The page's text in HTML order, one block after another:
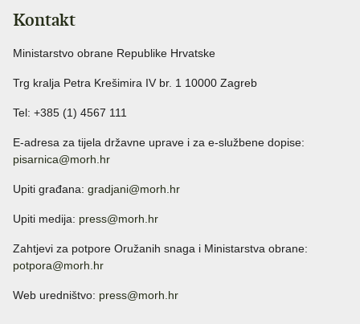
Kontakt
Ministarstvo obrane Republike Hrvatske
Trg kralja Petra Krešimira IV br. 1 10000 Zagreb
Tel: +385 (1) 4567 111
E-adresa za tijela državne uprave i za e-službene dopise:
pisarnica@morh.hr
Upiti građana: gradjani@morh.hr
Upiti medija: press@morh.hr
Zahtjevi za potpore Oružanih snaga i Ministarstva obrane:
potpora@morh.hr
Web uredništvo: press@morh.hr